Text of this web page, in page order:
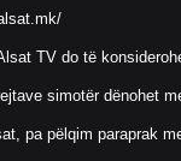
TV do të
simotër dënohet
pa pëlqim paraprak